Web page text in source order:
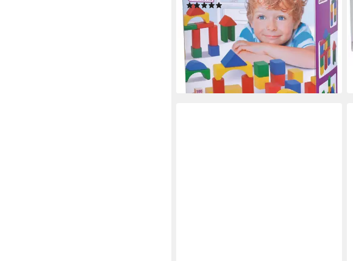
(132)
ab 12,23 € UVP19,99 €
-39%
lieferbar - in 2-3 Werktagen bei dir